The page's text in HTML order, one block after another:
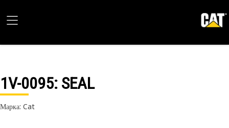
1V-0095: SEAL
Марка: Cat